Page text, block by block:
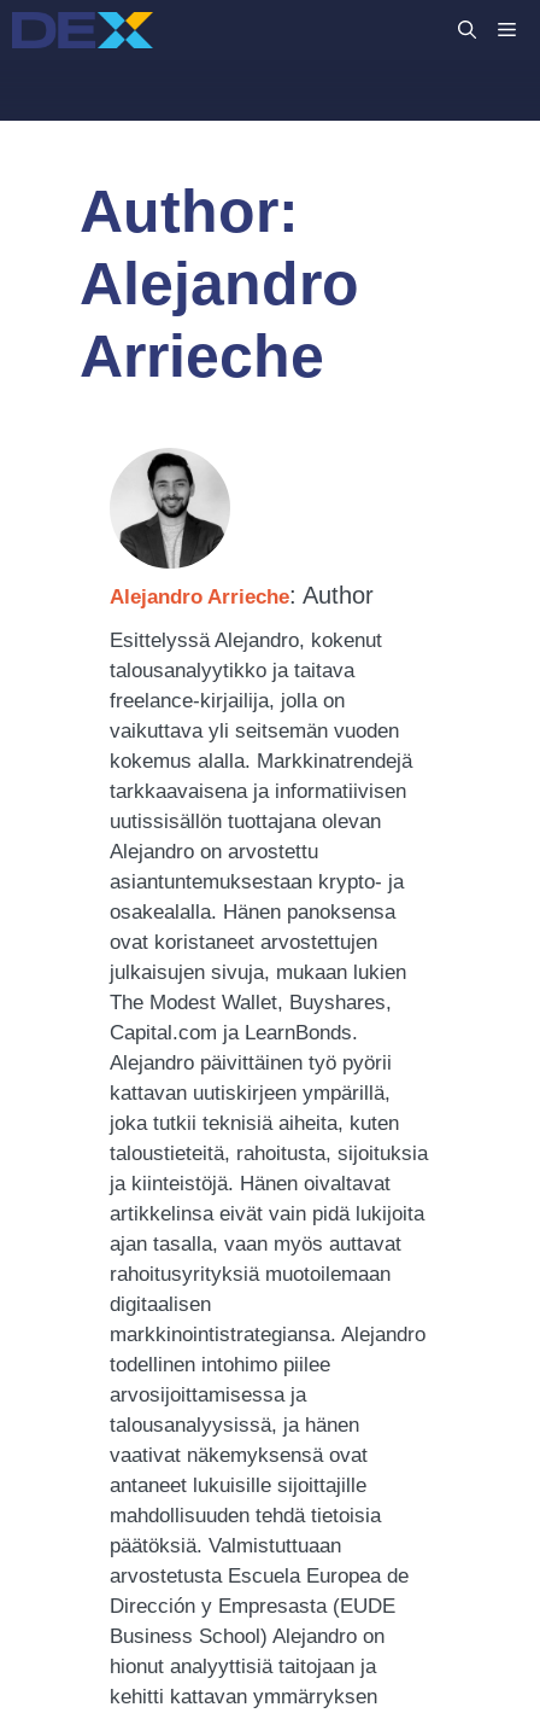
Siirry
sisältöön
Author:
Alejandro
Arrieche
Alejandro Arrieche: Author
Esittelyssä Alejandro, kokenut
talousanalyytikko ja taitava
freelance-kirjailija, jolla on
vaikuttava yli seitsemän vuoden
kokemus alalla. Markkinatrendejä
tarkkaavaisena ja informatiivisen
uutissisällön tuottajana olevan
Alejandro on arvostettu
asiantuntemuksestaan ​​krypto- ja
osakealalla. Hänen panoksensa
ovat koristaneet arvostettujen
julkaisujen sivuja, mukaan lukien
The Modest Wallet, Buyshares,
Capital.com ja LearnBonds.
Alejandro päivittäinen työ pyörii
kattavan uutiskirjeen ympärillä,
joka tutkii teknisiä aiheita, kuten
taloustieteitä, rahoitusta, sijoituksia
ja kiinteistöjä. Hänen oivaltavat
artikkelinsa eivät vain pidä lukijoita
ajan tasalla, vaan myös auttavat
rahoitusyrityksiä muotoilemaan
digitaalisen
markkinointistrategiansa. Alejandro
todellinen intohimo piilee
arvosijoittamisessa ja
talousanalyysissä, ja hänen
vaativat näkemyksensä ovat
antaneet lukuisille sijoittajille
mahdollisuuden tehdä tietoisia
päätöksiä. Valmistuttuaan
arvostetusta Escuela Europea de
Dirección y Empresasta (EUDE
Business School) Alejandro on
hionut analyyttisiä taitojaan ja
kehitti kattavan ymmärryksen